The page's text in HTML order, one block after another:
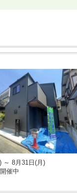
～ 8月31日(月)
催中